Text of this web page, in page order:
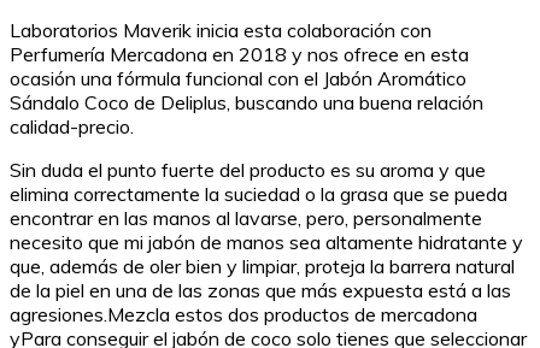
Laboratorios Maverik inicia esta colaboración con
Perfumería Mercadona en 2018 y nos ofrece en esta
ocasión una fórmula funcional con el Jabón Aromático
Sándalo Coco de Deliplus, buscando una buena relación
calidad-precio.
Sin duda el punto fuerte del producto es su aroma y que
elimina correctamente la suciedad o la grasa que se pueda
encontrar en las manos al lavarse, pero, personalmente
necesito que mi jabón de manos sea altamente hidratante y
que, además de oler bien y limpiar, proteja la barrera natural
de la piel en una de las zonas que más expuesta está a las
agresiones.Mezcla estos dos productos de mercadona
yPara conseguir el jabón de coco solo tienes que seleccionar